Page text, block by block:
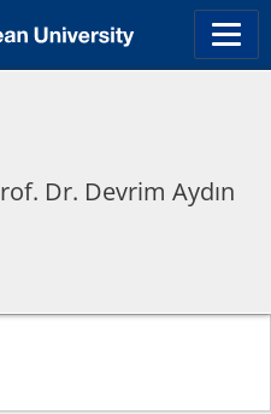
Dr. Devrim Aydın